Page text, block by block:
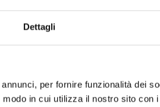
Dettagli
per fornire funzionalità dei
in cui utilizza il nostro sito con